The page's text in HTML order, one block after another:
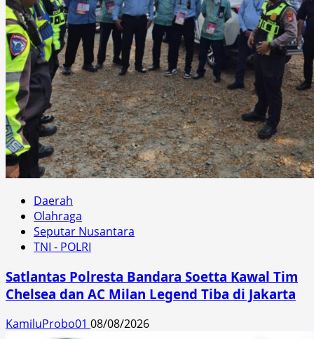
Daerah
Olahraga
Seputar Nusantara
TNI - POLRI
Satlantas Polresta Bandara Soetta Kawal Tim
Chelsea dan AC Milan Legend Tiba di Jakarta
KamiluProbo01 08/08/2026